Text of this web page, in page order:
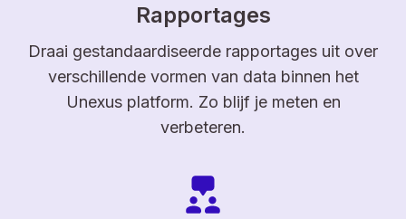
Rapportages
Draai gestandaardiseerde rapportages uit over
verschillende vormen van data binnen het
Unexus platform. Zo blijf je meten en
verbeteren.